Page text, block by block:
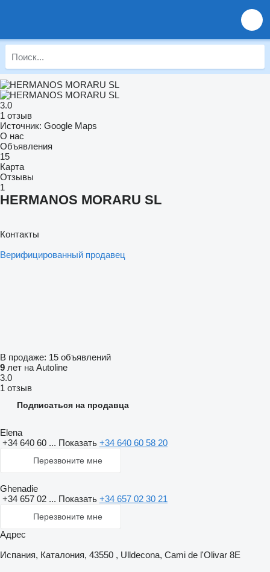
3.0
1 отзыв
Источник: Google Maps
О нас
Объявления
15
Карта
Отзывы
1
HERMANOS MORARU SL
Контакты
Верифицированный продавец
В продаже: 15 объявлений
9 лет на Autoline
3.0
1 отзыв
Подписаться на продавца
Elena
+34 640 60 ... Показать +34 640 60 58 20
Перезвоните мне
Ghenadie
+34 657 02 ... Показать +34 657 02 30 21
Перезвоните мне
Адрес
Испания, Каталония, 43550 , Ulldecona, Cami de l'Olivar 8E